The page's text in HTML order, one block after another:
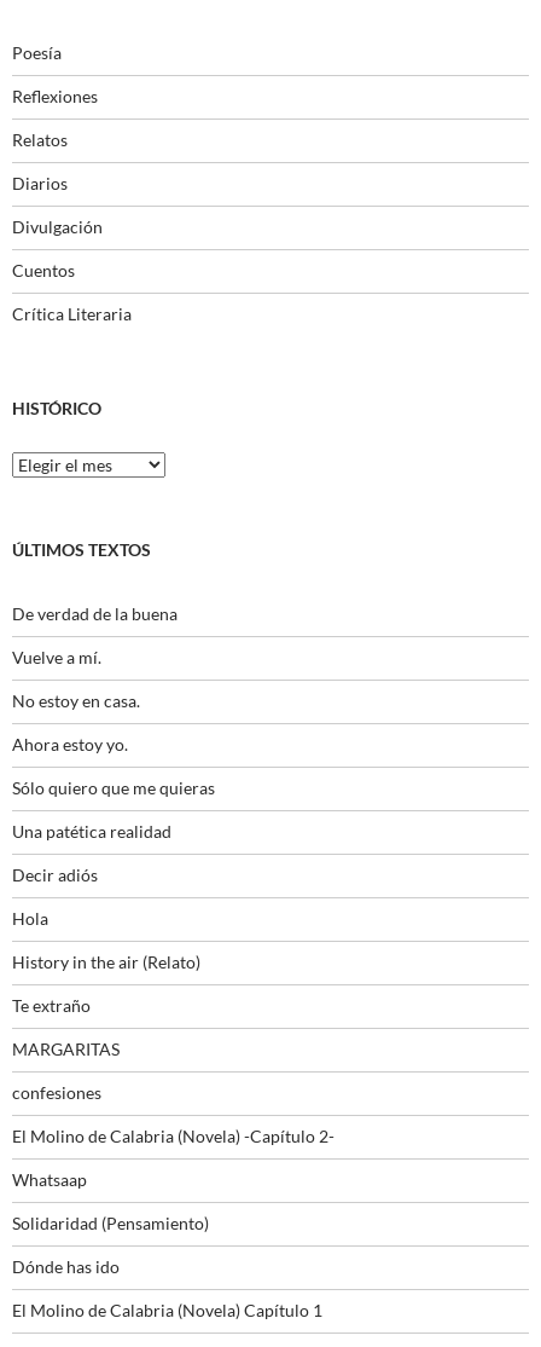
Poesía
Reflexiones
Relatos
Diarios
Divulgación
Cuentos
Crítica Literaria
HISTÓRICO
Histórico
ÚLTIMOS TEXTOS
De verdad de la buena
Vuelve a mí.
No estoy en casa.
Ahora estoy yo.
Sólo quiero que me quieras
Una patética realidad
Decir adiós
Hola
History in the air (Relato)
Te extraño
MARGARITAS
confesiones
El Molino de Calabria (Novela) -Capítulo 2-
Whatsaap
Solidaridad (Pensamiento)
Dónde has ido
El Molino de Calabria (Novela) Capítulo 1